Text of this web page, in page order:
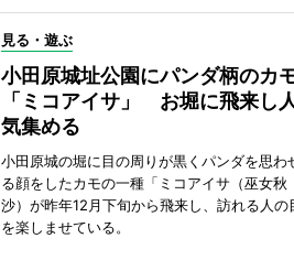
見る・遊ぶ
小田原城址公園にパンダ柄のカ
「ミコアイサ」 お堀に飛来し
気集める
小田原城の堀に目の周りが黒くパンダを思わ
る顔をしたカモの一種「ミコアイサ（巫女秋
沙）が昨年12月下旬から飛来し、訪れる人の
を楽しませている。